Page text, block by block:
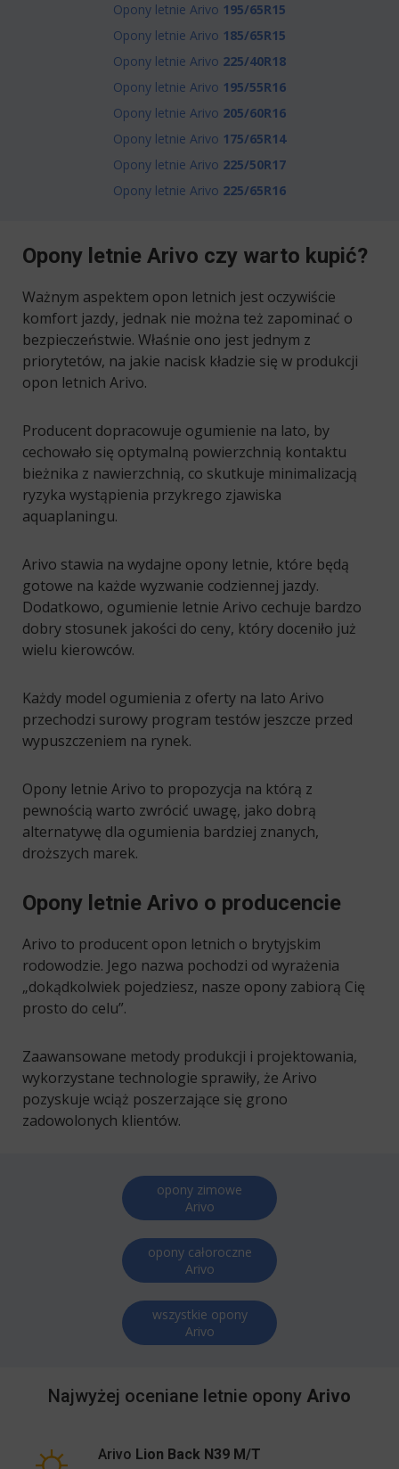
Opony letnie Arivo 195/65R15
Opony letnie Arivo 185/65R15
Opony letnie Arivo 225/40R18
Opony letnie Arivo 195/55R16
Opony letnie Arivo 205/60R16
Opony letnie Arivo 175/65R14
Opony letnie Arivo 225/50R17
Opony letnie Arivo 225/65R16
Opony letnie Arivo czy warto kupić?
Ważnym aspektem opon letnich jest oczywiście
komfort jazdy, jednak nie można też zapominać o
bezpieczeństwie. Właśnie ono jest jednym z
priorytetów, na jakie nacisk kładzie się w produkcji
opon letnich Arivo.
Producent dopracowuje ogumienie na lato, by
cechowało się optymalną powierzchnią kontaktu
bieżnika z nawierzchnią, co skutkuje minimalizacją
ryzyka wystąpienia przykrego zjawiska
aquaplaningu.
Arivo stawia na wydajne opony letnie, które będą
gotowe na każde wyzwanie codziennej jazdy.
Dodatkowo, ogumienie letnie Arivo cechuje bardzo
dobry stosunek jakości do ceny, który doceniło już
wielu kierowców.
Każdy model ogumienia z oferty na lato Arivo
przechodzi surowy program testów jeszcze przed
wypuszczeniem na rynek.
Opony letnie Arivo to propozycja na którą z
pewnością warto zwrócić uwagę, jako dobrą
alternatywę dla ogumienia bardziej znanych,
droższych marek.
Opony letnie Arivo o producencie
Arivo to producent opon letnich o brytyjskim
rodowodzie. Jego nazwa pochodzi od wyrażenia
„dokądkolwiek pojedziesz, nasze opony zabiorą Cię
prosto do celu”.
Zaawansowane metody produkcji i projektowania,
wykorzystane technologie sprawiły, że Arivo
pozyskuje wciąż poszerzające się grono
zadowolonych klientów.
opony zimowe
Arivo
opony całoroczne
Arivo
wszystkie opony
Arivo
Najwyżej oceniane letnie opony Arivo
Arivo Lion Back N39 M/T